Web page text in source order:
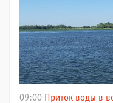
09:00 Приток воды в